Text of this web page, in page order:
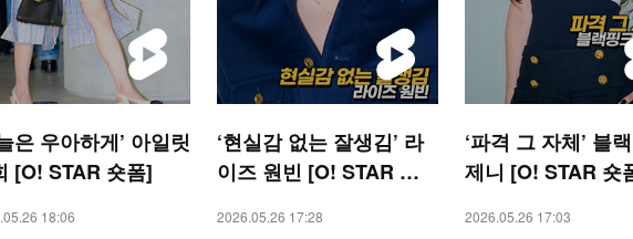
은 우아하게’ 아일릿
[O! STAR 숏폼]
18:06
‘현실감 없는 잘생김’ 라
이즈 원빈 [O! STAR 숏
2026.05.26 17:28
‘파격 그 자체’ 블
제니 [O! STAR 숏
2026.05.26 17:03